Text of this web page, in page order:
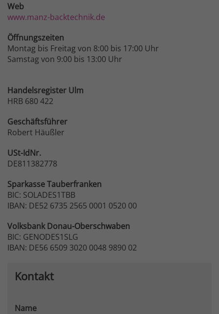
Web
www.manz-backtechnik.de
Öffnungszeiten
Montag bis Freitag von 8:00 bis 17:00 Uhr
Samstag von 9:00 bis 13:00 Uhr
Handelsregister Ulm
HRB 680 422
Geschäftsführer
Robert Häußler
USt-IdNr.
DE811382778
SparkasseTauberfranken
BIC: SOLADES1TBB
IBAN: DE52 6735 2565 0001 0520 00
VolksbankDonau-Oberschwaben
BIC: GENODES1SLG
IBAN: DE56 6509 3020 0048 9890 02
Kontakt
Name